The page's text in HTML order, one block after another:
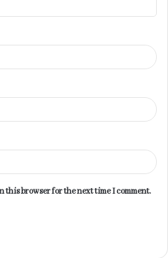
this browser for the next time I comment.